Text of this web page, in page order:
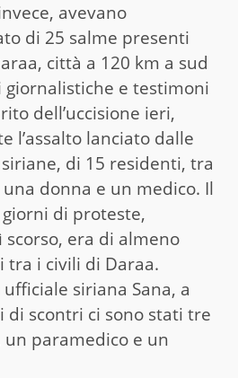
avevano
di 25 salme presenti
città a 120 km a sud
giornalistiche e testimoni
dell’uccisione ieri,
l’assalto lanciato dalle
di 15 residenti, tra
donna e un medico. Il
di proteste,
era di almeno
i civili di Daraa.
ufficiale siriana Sana, a
di scontri ci sono stati tre
paramedico e un